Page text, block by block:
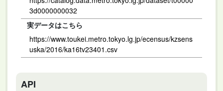
3d0000000032
実データはこちら
https://www.toukei.metro.tokyo.lg.jp/ecensus/kzsens
uska/2016/ka16tv23401.csv
API